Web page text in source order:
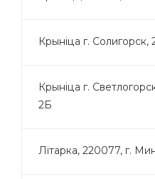
Крынiца г. Солигорск,
Крыніца г.
2Б
Лiтарка, 220077, г.